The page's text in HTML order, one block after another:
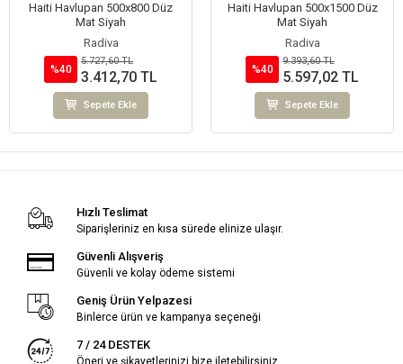
Haiti Havlupan 500x800 Düz
Mat Siyah
Radiva
%40
5.727,60 TL
3.412,70 TL
Sepete Ekle
Haiti Havlupan 500x1500 Düz
Mat Siyah
Radiva
%40
9.393,60 TL
5.597,02 TL
Sepete Ekle
Hızlı Teslimat
Siparişleriniz en kısa sürede elinize ulaşır.
Güvenli Alışveriş
Güvenli ve kolay ödeme sistemi
Geniş Ürün Yelpazesi
Binlerce ürün ve kampanya seçeneği
7 / 24 DESTEK
Öneri ve şikayetlerinizi bize iletebilirsiniz.